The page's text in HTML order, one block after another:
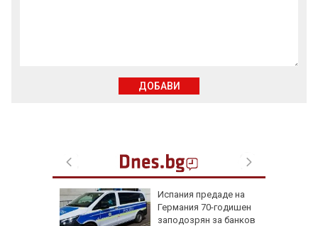
Испания предаде на
Германия 70-годишен
заподозрян за банков
ДОБАВИ